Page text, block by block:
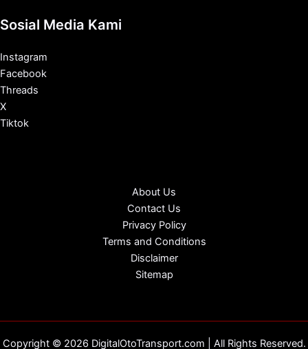
Sosial Media Kami
Instagram
Facebook
Threads
X
Tiktok
About Us
Contact Us
Privacy Policy
Terms and Conditions
Disclaimer
Sitemap
Copyright © 2026 DigitalOtoTransport.com | All Rights Reserved.